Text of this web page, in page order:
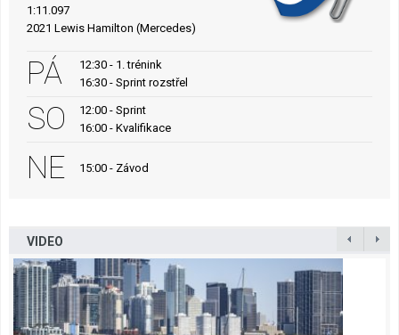
1:11.097
2021 Lewis Hamilton (Mercedes)
PÁ
12:30 - 1. trénink
16:30 - Sprint rozstřel
SO
12:00 - Sprint
16:00 - Kvalifikace
NE 15:00 - Závod
VIDEO